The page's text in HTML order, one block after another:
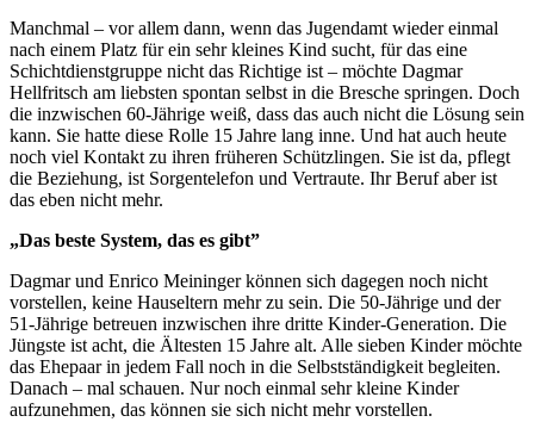
Manchmal – vor allem dann, wenn das Jugendamt wieder einmal
nach einem Platz für ein sehr kleines Kind sucht, für das eine
Schichtdienstgruppe nicht das Richtige ist – möchte Dagmar
Hellfritsch am liebsten spontan selbst in die Bresche springen. Doch
die inzwischen 60-Jährige weiß, dass das auch nicht die Lösung sein
kann. Sie hatte diese Rolle 15 Jahre lang inne. Und hat auch heute
noch viel Kontakt zu ihren früheren Schützlingen. Sie ist da, pflegt
die Beziehung, ist Sorgentelefon und Vertraute. Ihr Beruf aber ist
das eben nicht mehr.
„Das beste System, das es gibt”
Dagmar und Enrico Meininger können sich dagegen noch nicht
vorstellen, keine Hauseltern mehr zu sein. Die 50-Jährige und der
51-Jährige betreuen inzwischen ihre dritte Kinder-Generation. Die
Jüngste ist acht, die Ältesten 15 Jahre alt. Alle sieben Kinder möchte
das Ehepaar in jedem Fall noch in die Selbstständigkeit begleiten.
Danach – mal schauen. Nur noch einmal sehr kleine Kinder
aufzunehmen, das können sie sich nicht mehr vorstellen.